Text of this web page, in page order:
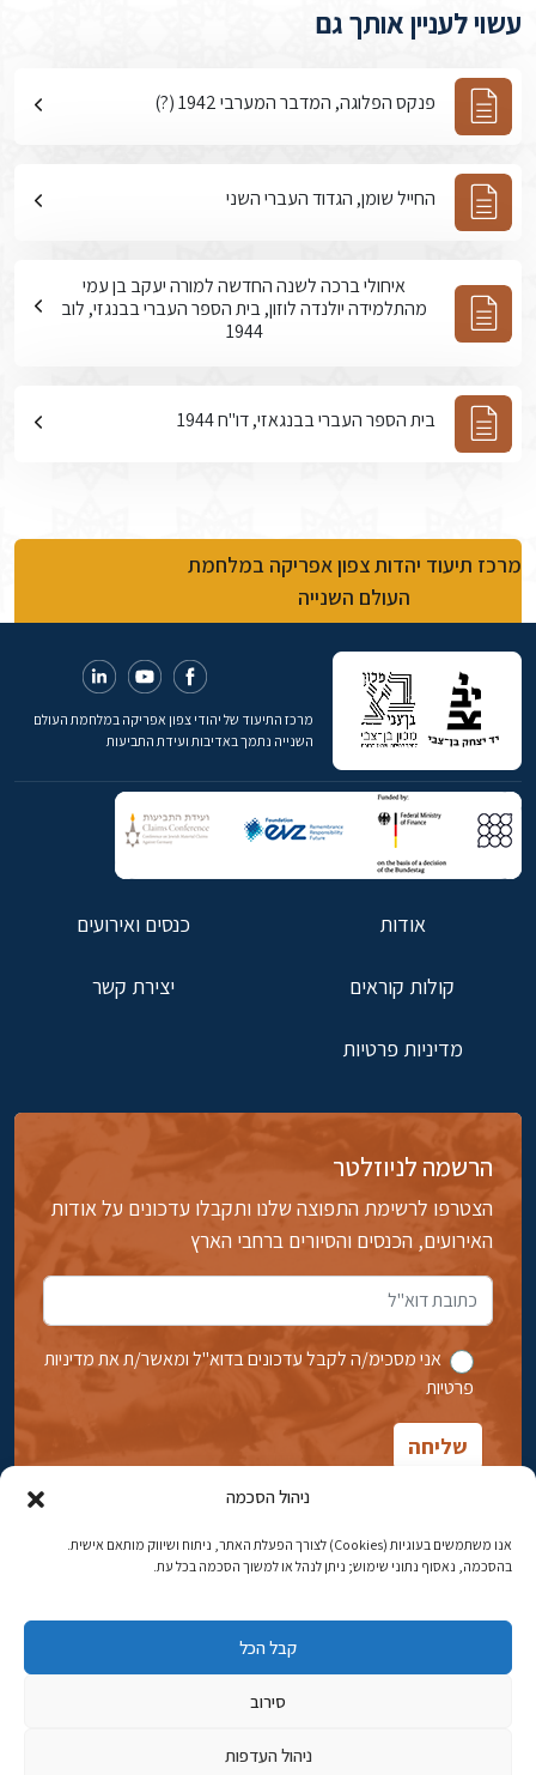
ניהול הסכמה
אנו משתמשים בעוגיות (Cookies) לצורך הפעלת האתר, ניתוח ושיווק מותאם אישית.
בהסכמה, נאסוף נתוני שימוש; ניתן לנהל או למשוך הסכמה בכל עת.
קבל הכל
סירוב
ניהול העדפות
עשוי לעניין אותך גם
פנקס הפלוגה, המדבר המערבי 1942 (?)
החייל שומן, הגדוד העברי השני
איחולי ברכה לשנה החדשה למורה יעקב בן עמי
מהתלמידה יולנדה לוזון, בית הספר העברי בבנגזי, לוב
1944
בית הספר העברי בבנגאזי, דו"ח 1944
מרכז תיעוד יהדות צפון אפריקה במלחמת
העולם השנייה
מרכז התיעוד של יהודי צפון אפריקה במלחמת העולם
השנייה נתמך באדיבות ועידת התביעות
אודות כנסים ואירועים
קולות קוראים יצירת קשר
מדיניות פרטיות
הרשמה לניוזלטר
הצטרפו לרשימת התפוצה שלנו ותקבלו עדכונים על אודות
האירועים, הכנסים והסיורים ברחבי הארץ
אני מסכימ/ה לקבל עדכונים בדוא''ל ומאשר/ת את מדיניות
פרטיות
אבן גבירול 14, רחביה, ירושלים
טלפון:02-5398869
כתובת דוא"ל:najww2@ybz.org.il
© כל הזכויות שמורות ליד יצחק בן-צבי ירושלים